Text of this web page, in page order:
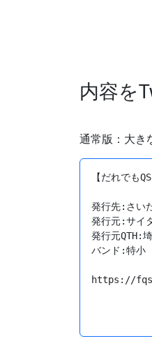
内容を
通常版：大き
【だれでも
発行先:さい
発行元:サイ
発行元QTH:
バンド:特小
https://